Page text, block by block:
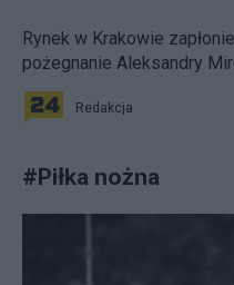
Rynek w Krakowie
pożegnanie Aleksandry
Redakcja
#Piłka nożna